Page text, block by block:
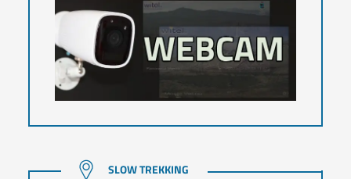
SLOW TREKKING
SLOW TREKKING